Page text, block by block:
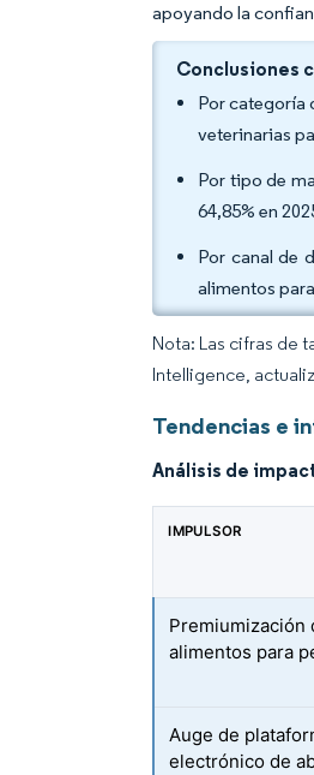
apoyando la
Conclusiones
Por categoría
veterinarias
Por tipo de
64,85% en
Por canal de
alimentos
Nota: Las cifras de
Intelligence,
Tendencias e
Análisis de
IMPULSOR
Premiumización
alimentos para
Auge de
electrónico de